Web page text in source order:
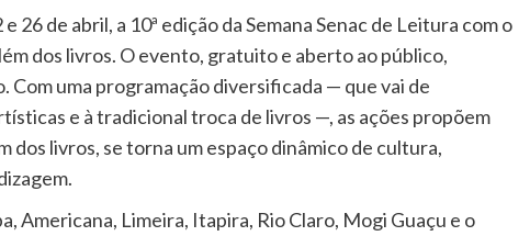
26 de abril, a 10ª edição da Semana Senac de Leitura com o
dos livros. O evento, gratuito e aberto ao público,
Com uma programação diversificada — que vai de
e à tradicional troca de livros —, as ações propõem
dos livros, se torna um espaço dinâmico de cultura,
Americana, Limeira, Itapira, Rio Claro, Mogi Guaçu e o